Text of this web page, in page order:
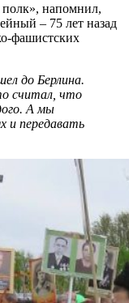
напомнил,
– 75 лет назад
фашистских
до Берлина.
считал, что
А мы
и передавать